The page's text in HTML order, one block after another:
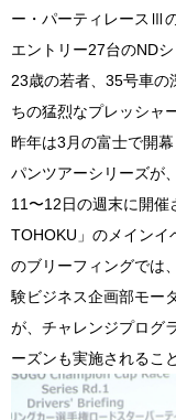
ー・パーティレースⅢ
エントリー27台のND
23歳の若者、35号車の
ちの猛烈なプレッシャ
昨年は3月の富士で開
パンツアーシリーズが
11〜12日の週末に開催
TOHOKU」のメインイ
のブリーフィングでは
験ビジネス企画部モー
が、チャレンジプログ
ーズンも実施されるこ